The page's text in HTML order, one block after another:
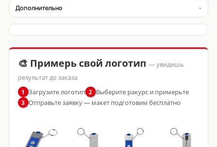
Дополнительно
🎨 Примерь свой логотип — увидишь
результат до заказа
1 Загрузите логотип 2 Выберите ракурс и примерьте
3 Отправьте заявку — макет подготовим бесплатно